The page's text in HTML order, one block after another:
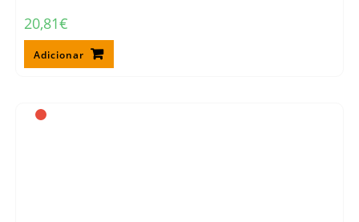
20,81€
Adicionar